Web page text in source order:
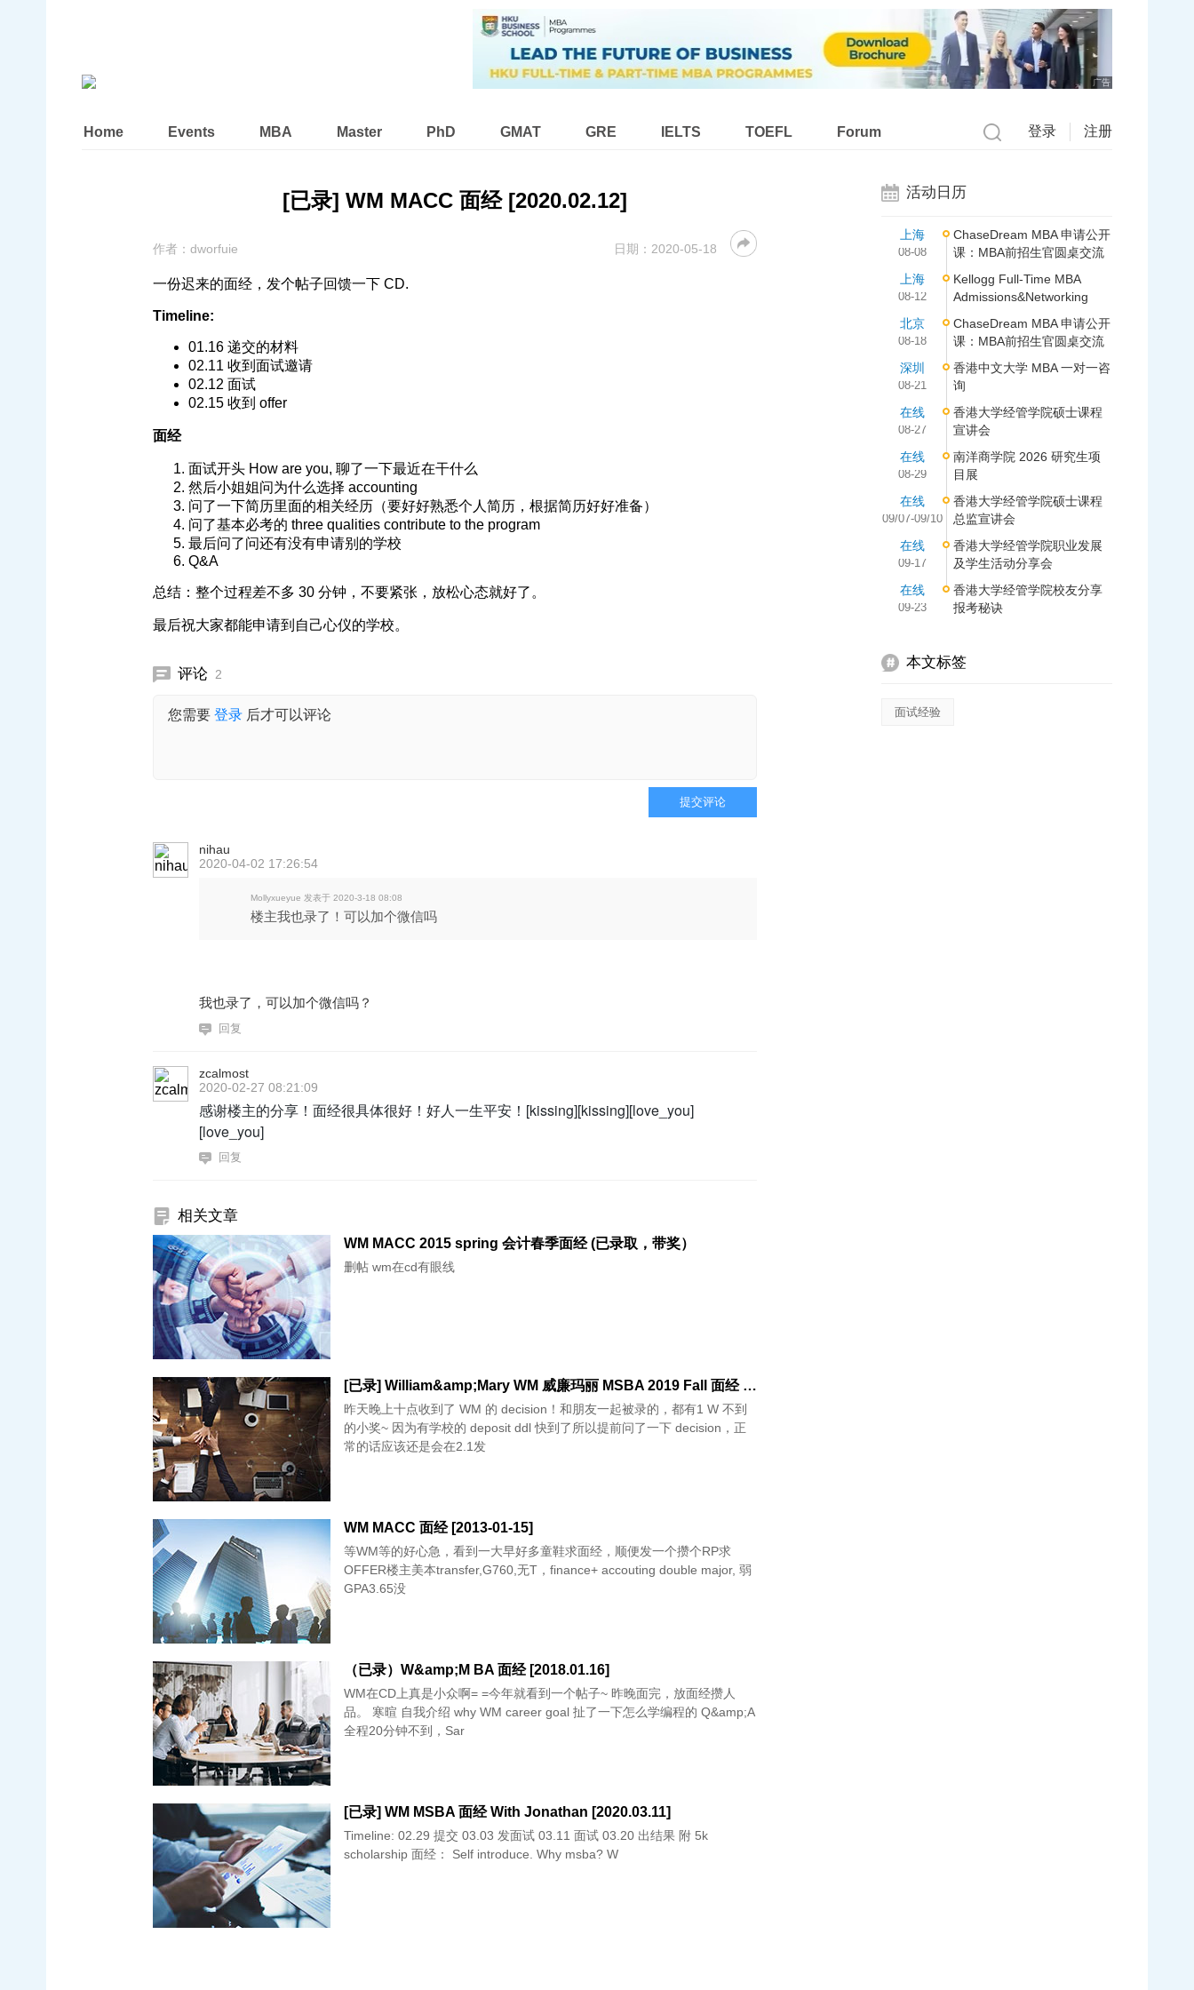
广告
Home Events MBA Master PhD GMAT GRE IELTS TOEFL Forum 登录 注册
[已录] WM MACC 面经 [2020.02.12]
作者： dworfuie 日期： 2020-05-18
一份迟来的面经，发个帖子回馈一下 CD.
Timeline:
01.16 递交的材料
02.11 收到面试邀请
02.12 面试
02.15 收到 offer
面经
面试开头 How are you, 聊了一下最近在干什么
然后小姐姐问为什么选择 accounting
问了一下简历里面的相关经历（要好好熟悉个人简历，根据简历好好准备）
问了基本必考的 three qualities contribute to the program
最后问了问还有没有申请别的学校
Q&A
总结：整个过程差不多 30 分钟，不要紧张，放松心态就好了。
最后祝大家都能申请到自己心仪的学校。
评论 2
您需要 登录 后才可以评论
提交评论
nihau
2020-04-02 17:26:54
Mollyxueyue 发表于 2020-3-18 08:08
楼主我也录了！可以加个微信吗
我也录了，可以加个微信吗？
回复
zcalmost
2020-02-27 08:21:09
感谢楼主的分享！面经很具体很好！好人一生平安！[kissing][kissing][love_you]
[love_you]
回复
相关文章
WM MACC 2015 spring 会计春季面经 (已录取，带奖）
删帖 wm在cd有眼线
[已录] William&amp;Mary WM 威廉玛丽 MSBA 2019 Fall 面经 with Michael [2019.01.15]
昨天晚上十点收到了 WM 的 decision！和朋友一起被录的，都有1 W 不到
的小奖~ 因为有学校的 deposit ddl 快到了所以提前问了一下 decision，正
常的话应该还是会在2.1发
WM MACC 面经 [2013-01-15]
等WM等的好心急，看到一大早好多童鞋求面经，顺便发一个攒个RP求
OFFER楼主美本transfer,G760,无T，finance+ accouting double major, 弱
GPA3.65没
（已录）W&amp;M BA 面经 [2018.01.16]
WM在CD上真是小众啊= =今年就看到一个帖子~ 昨晚面完，放面经攒人
品。 寒暄 自我介绍 why WM career goal 扯了一下怎么学编程的 Q&amp;A
全程20分钟不到，Sar
[已录] WM MSBA 面经 With Jonathan [2020.03.11]
Timeline: 02.29 提交 03.03 发面试 03.11 面试 03.20 出结果 附 5k
scholarship 面经： Self introduce. Why msba? W
活动日历
上海
08-08
ChaseDream MBA 申请公开
课：MBA前招生官圆桌交流
上海
08-12
Kellogg Full-Time MBA
Admissions&Networking
北京
08-18
ChaseDream MBA 申请公开
课：MBA前招生官圆桌交流
深圳
08-21
香港中文大学 MBA 一对一咨
询
在线
08-27
香港大学经管学院硕士课程
宣讲会
在线
08-29
南洋商学院 2026 研究生项
目展
在线
09/07-09/10
香港大学经管学院硕士课程
总监宣讲会
在线
09-17
香港大学经管学院职业发展
及学生活动分享会
在线
09-23
香港大学经管学院校友分享
报考秘诀
本文标签
面试经验